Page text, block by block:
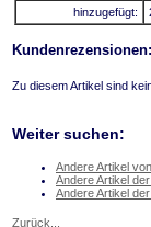
hinzugefügt:
Kundenrezensionen:
Zu diesem Artikel sind
Weiter suchen:
Andere Artikel
Andere Artikel
Andere Artikel
Zurück...